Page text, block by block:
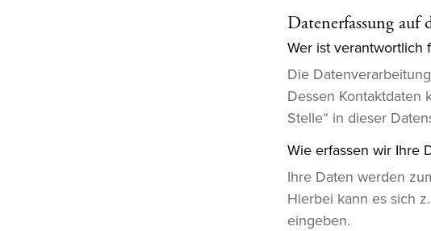
Datenerfassung auf
Wer ist verantwortlich
Die
Dessen Kontaktdaten
Stelle“ in dieser
Wie erfassen wir Ihre
Ihre Daten werden
Hierbei kann es sich
eingeben.